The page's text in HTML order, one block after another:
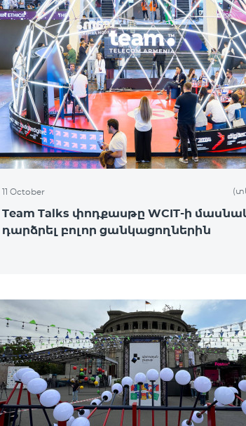
11 October
Team Talks փոդքասթը WCIT-ի
դարձրել բոլոր ցանկացողներին